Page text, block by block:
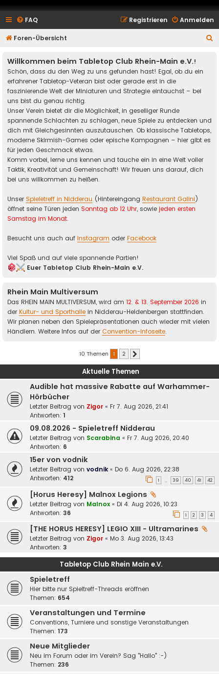
FAQ Anmelden
Registrieren
Foren-Übersicht
Willkommen beim Tabletop Club Rhein-Main e.V.!
Schön, dass du den Weg zu uns gefunden hast! Egal, ob du ein
erfahrener Tabletop-Veteran bist oder gerade erst in die
faszinierende Welt der Miniaturen und Strategie eintauchst – bei
uns bist du genau richtig.
Unser Verein bietet dir die Möglichkeit, in geselliger Runde
spannende Schlachten zu schlagen, neue Spiele zu entdecken und
dich mit Gleichgesinnten auszutauschen. Ob klassische Tabletops,
moderne Skirmish-Games oder epische Kampagnen – hier gibt es
für jeden Geschmack etwas.
Komm vorbei, lerne uns kennen und tauche ein in eine Welt voller
Taktik, Kreativität und Gemeinschaft! Wir freuen uns darauf, dich
bei uns willkommen zu heißen.
Unser Spieletreff in Nidderau (Hintereingang Restaurant Galini)
öffnet seine Türen jeden Sonntag ab 12 Uhr, sowie jeden ersten
Samstag im Monat.
Besucht uns auch auf Instagram oder Facebook
Viel Spaß und auf viele spannende Partien!
Euer Tabletop Club Rhein-Main e.V.
Rhein Main Multiversum
Das RHEIN MAIN MULTIVERSUM, wird am 12. & 13. September 2026 in
der Kultur- und Sporthalle in Nidderau-Heldenbergen stattfinden.
Wir planen neben den Spielepräsentationen auch wieder mit vielen
Händlern. Weitere Infos auf der Convention-Infoseite.
10 Themen 1 2
Aktuelle Themen
Audible hat massive Rabatte auf Warhammer-
Hörbücher
Letzter Beitrag von Zigor « Fr 7. Aug 2026, 21:41
Antworten: 1
09.08.2026 - Spieletreff Nidderau
Letzter Beitrag von Scarabina « Fr 7. Aug 2026, 20:40
Antworten: 6
15er von vodnik
Letzter Beitrag von vodnik « Do 6. Aug 2026, 22:38
Antworten: 412 1 … 39 40 41 42
[Horus Heresy] Malnox Legions
Letzter Beitrag von Malnox « Di 4. Aug 2026, 10:23
Antworten: 36 1 2 3 4
[THE HORUS HERESY] LEGIO XIII - Ultramarines
Letzter Beitrag von Zigor « Mo 3. Aug 2026, 13:43
Antworten: 3
Tabletop Club Rhein Main e.V.
Spieletreff
Hier bitte nur Spieltreff-Threads eröffnen
Themen: 654
Veranstaltungen und Termine
Conventions, Turniere und sonstige Veranstaltungen
Themen: 173
Neue Mitglieder
Neu im Forum oder im Verein? Sag "Hallo" :-)
Themen: 236